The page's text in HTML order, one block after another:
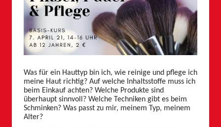
Was für ein Hauttyp bin ich, wie reinige und pflege ich
meine Haut richtig? Auf welche Inhaltsstoffe muss ich
beim Einkauf achten? Welche Produkte sind
überhaupt sinnvoll? Welche Techniken gibt es beim
Schminken? Was passt zu mir, meinem Typ, meinem
Alter?